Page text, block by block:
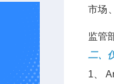
市场
监管
二、
1、